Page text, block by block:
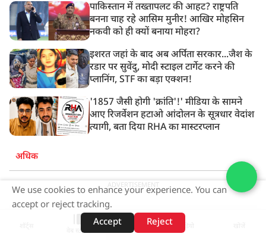
पाकिस्तान में तख्तापलट की आहट? राष्ट्रपति
बनना चाह रहे आसिम मुनीर! आखिर मोहसिन
नकवी को ही क्यों बनाया मोहरा?
इशरत जहां के बाद अब अर्पिता सरकार...जैश के
रडार पर सुवेंदु, मोदी स्टाइल टार्गेट करने की
प्लानिंग, STF का बड़ा एक्शन!
'1857 जैसी होगी 'क्रांति'!' मीडिया के सामने
आए रिजर्वेशन हटाओ आंदोलन के सूत्रधार वेदांश
त्यागी, बता दिया RHA का मास्टरप्लान
अधिक
ADVERTISEMENT
वेब स्टोरीज़
We use cookies to enhance your experience. You can
accept or reject tracking.
Accept
Reject